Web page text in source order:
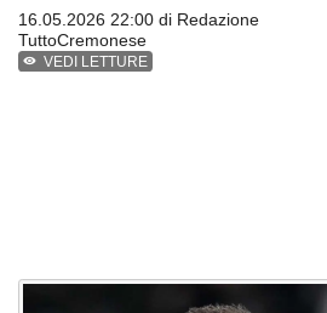
16.05.2026 22:00 di Redazione
TuttoCremonese
VEDI LETTURE